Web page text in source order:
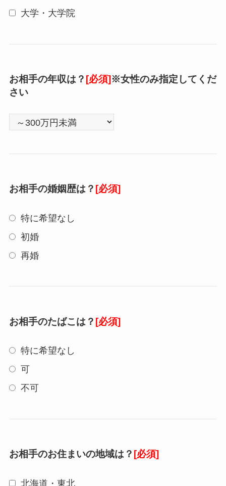
大学・大学院
お相手の年収は？ [必須] ※女性のみ指定してくだ
さい
お相手の婚姻歴は？ [必須]
特に希望なし
初婚
再婚
お相手のたばこは？ [必須]
特に希望なし
可
不可
お相手のお住まいの地域は？ [必須]
北海道・東北